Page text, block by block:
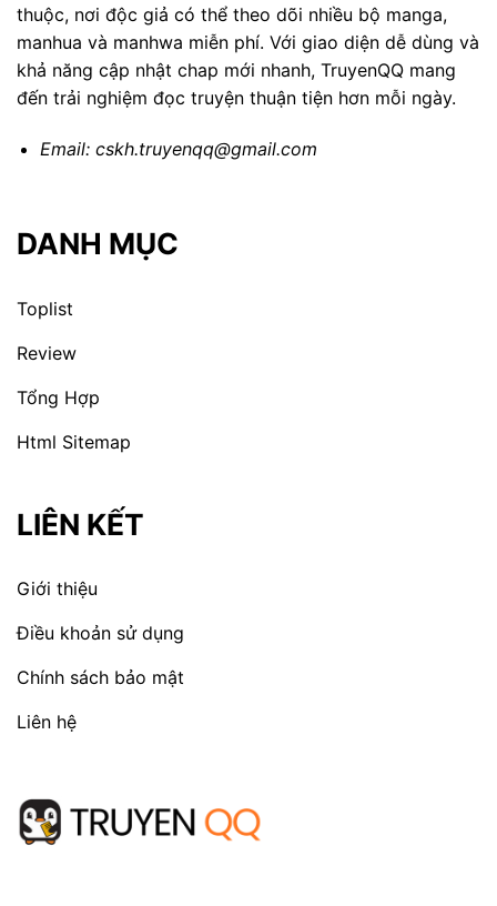
thuộc, nơi độc giả có thể theo dõi nhiều bộ manga,
manhua và manhwa miễn phí. Với giao diện dễ dùng và
khả năng cập nhật chap mới nhanh, TruyenQQ mang
đến trải nghiệm đọc truyện thuận tiện hơn mỗi ngày.
Email: cskh.truyenqq@gmail.com
DANH MỤC
Toplist
Review
Tổng Hợp
Html Sitemap
LIÊN KẾT
Giới thiệu
Điều khoản sử dụng
Chính sách bảo mật
Liên hệ